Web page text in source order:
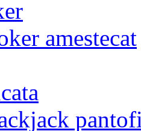
amestecat